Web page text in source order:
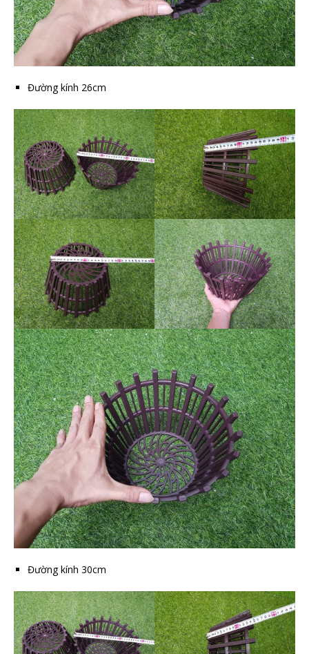
Đường kính 26cm
Đường kính 30cm